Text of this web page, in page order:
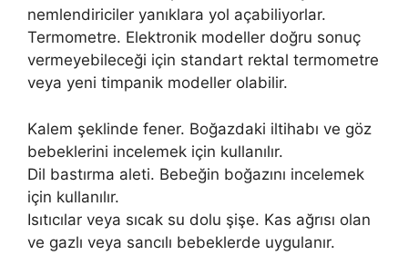
nemlendiriciler yanıklara yol açabiliyorlar.
Termometre. Elektronik modeller doğru sonuç
vermeyebileceği için standart rektal termometre
veya yeni timpanik modeller olabilir.
Kalem şeklinde fener. Boğazdaki iltihabı ve göz
bebeklerini incelemek için kullanılır.
Dil bastırma aleti. Bebeğin boğazını incelemek
için kullanılır.
Isıtıcılar veya sıcak su dolu şişe. Kas ağrısı olan
ve gazlı veya sancılı bebeklerde uygulanır.